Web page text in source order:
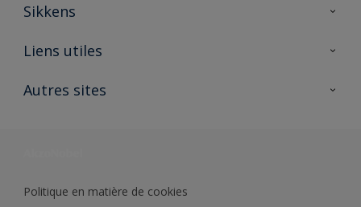
Sikkens
A propos de Sikkens
Liens utiles
Ouvrir un magasin PASS
Autres sites
Politique en matière de cookies